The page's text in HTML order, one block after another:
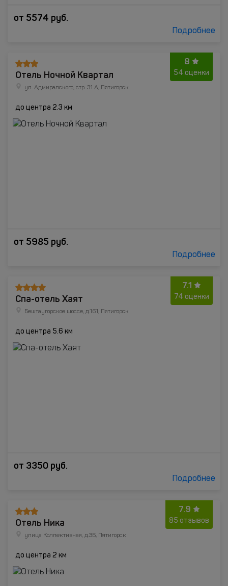
от 5574 руб.
Подробнее
8
54 оценки
Отель Ночной Квартал
ул. Адмиралского, стр. 31 А, Пятигорск
до центра 2.3 км
от 5985 руб.
Подробнее
7.1
74 оценки
Спа-отель Хаят
Бештаугорское шоссе, д.161, Пятигорск
до центра 5.6 км
от 3350 руб.
Подробнее
7.9
85 отзывов
Отель Ника
улица Коллективная, д.3Б, Пятигорск
до центра 2 км